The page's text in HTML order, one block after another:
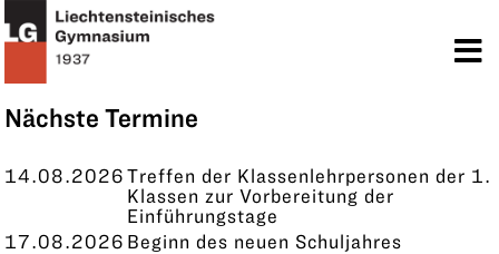
Nächste Termine
14.08.2026Treffen der Klassenlehrpersonen der 1.
Klassen zur Vorbereitung der
Einführungstage
17.08.2026 Beginn des neuen Schuljahres
KONTAKT